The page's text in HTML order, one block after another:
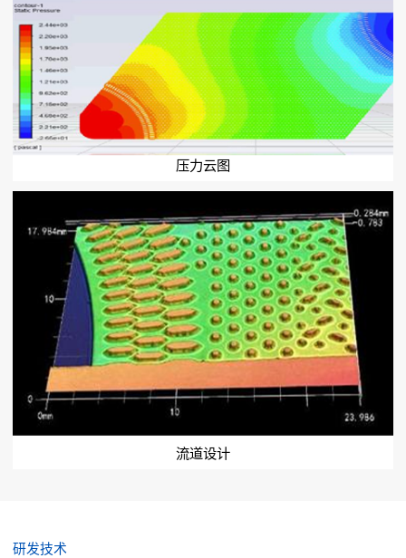
压力云图
流道设计
研发技术